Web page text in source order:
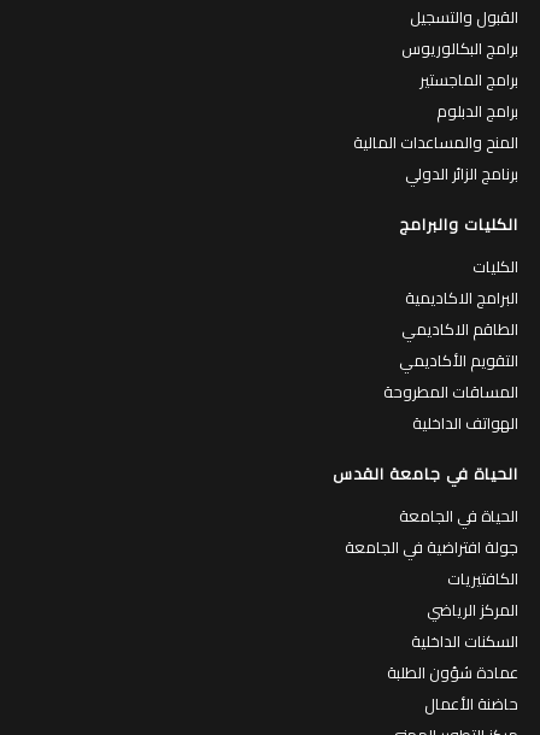
القبول والتسجيل
برامج البكالوريوس
برامج الماجستير
برامج الدبلوم
المنح والمساعدات المالية
برنامج الزائر الدولي
الكليات والبرامج
الكليات
البرامج الاكاديمية
الطاقم الاكاديمي
التقويم الأكاديمي
المساقات المطروحة
الهواتف الداخلية
الحياة في جامعة القدس
الحياة في الجامعة
جولة افتراضية في الجامعة
الكافتيريات
المركز الرياضي
السكنات الداخلية
عمادة شؤون الطلبة
حاضنة الأعمال